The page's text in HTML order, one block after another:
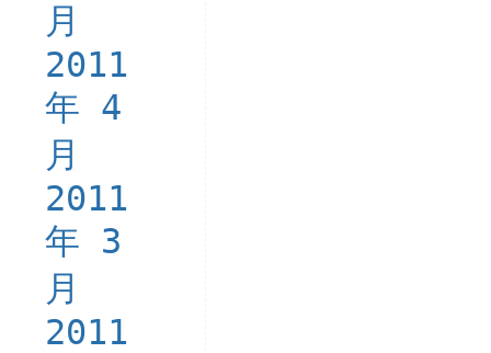
月
2011
年 4
月
2011
年 3
月
2011